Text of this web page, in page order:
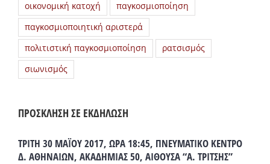
οικονομική κατοχή
παγκοσμιοποίηση
παγκοσμιοποιητική αριστερά
πολιτιστική παγκοσμιοποίηση
ρατσισμός
σιωνισμός
ΠΡΟΣΚΛΗΣΗ ΣΕ ΕΚΔΗΛΩΣΗ
ΤΡΙΤΗ 30 ΜΑΪΟΥ 2017, ΩΡΑ 18:45, ΠΝΕΥΜΑΤΙΚΟ ΚΕΝΤΡΟ
Δ. ΑΘΗΝΑΙΩΝ, ΑΚΑΔΗΜΙΑΣ 50, ΑΙΘΟΥΣΑ “Α. ΤΡΙΤΣΗΣ”